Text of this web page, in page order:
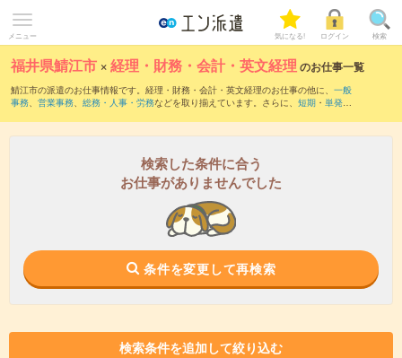
メニュー 気になる! ログイン 検索
福井県鯖江市 ×経理・財務・会計・英文経理 のお仕事一覧
鯖江市の派遣のお仕事情報です。経理・財務・会計・英文経理のお仕事の他に、 一般
事務、 営業事務、 総務・人事・労務などを取り揃えています。さらに、 短期 ・ 単発な
検索した条件に合う
お仕事がありませんでした
条件を変更して再検索
検索条件を追加して絞り込む